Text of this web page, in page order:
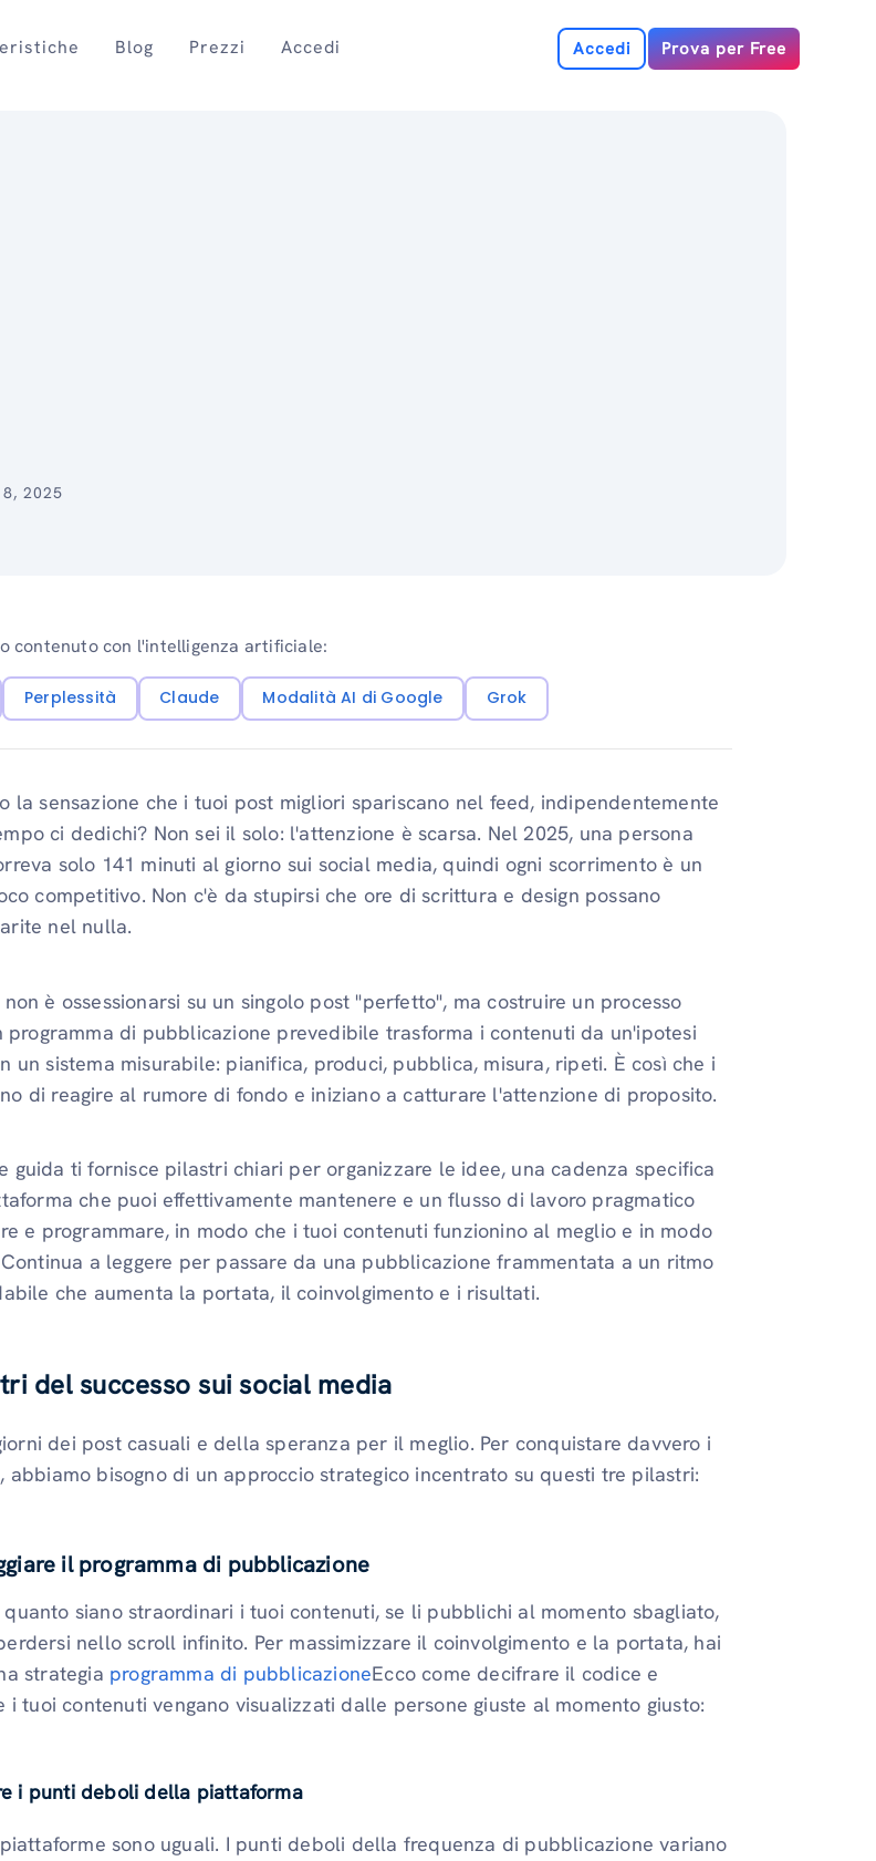
Blog Prezzi Accedi Accedi Prova per Free
2025
contenuto con l'intelligenza artificiale:
Perplessità Claude Modalità AI di Google Grok
la sensazione che i tuoi post migliori spariscano nel feed, indipendentemente
ci dedichi? Non sei il solo: l'attenzione è scarsa. Nel 2025, una persona
solo 141 minuti al giorno sui social media, quindi ogni scorrimento è un
competitivo. Non c'è da stupirsi che ore di scrittura e design possano
nel nulla.
è ossessionarsi su un singolo post "perfetto", ma costruire un processo
programma di pubblicazione prevedibile trasforma i contenuti da un'ipotesi
un sistema misurabile: pianifica, produci, pubblica, misura, ripeti. È così che i
di reagire al rumore di fondo e iniziano a catturare l'attenzione di proposito.
guida ti fornisce pilastri chiari per organizzare le idee, una cadenza specifica
che puoi effettivamente mantenere e un flusso di lavoro pragmatico
e programmare, in modo che i tuoi contenuti funzionino al meglio e in modo
a leggere per passare da una pubblicazione frammentata a un ritmo
che aumenta la portata, il coinvolgimento e i risultati.
del successo sui social media
dei post casuali e della speranza per il meglio. Per conquistare davvero i
abbiamo bisogno di un approccio strategico incentrato su questi tre pilastri:
il programma di pubblicazione
siano straordinari i tuoi contenuti, se li pubblichi al momento sbagliato,
nello scroll infinito. Per massimizzare il coinvolgimento e la portata, hai
strategia programma di pubblicazioneEcco come decifrare il codice e
i tuoi contenuti vengano visualizzati dalle persone giuste al momento giusto:
i punti deboli della piattaforma
sono uguali. I punti deboli della frequenza di pubblicazione variano